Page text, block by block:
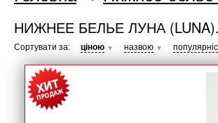
НИЖНЕЕ БЕЛЬЕ ЛУНА (LUNA).
Сортувати за: ціною ▼ назвою ▼